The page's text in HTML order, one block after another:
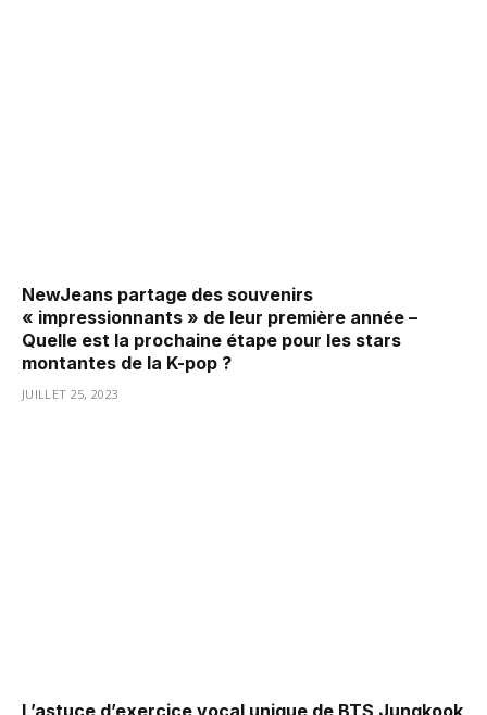
NewJeans partage des souvenirs
« impressionnants » de leur première année –
Quelle est la prochaine étape pour les stars
montantes de la K-pop ?
JUILLET 25, 2023
L’astuce d’exercice vocal unique de BTS Jungkook